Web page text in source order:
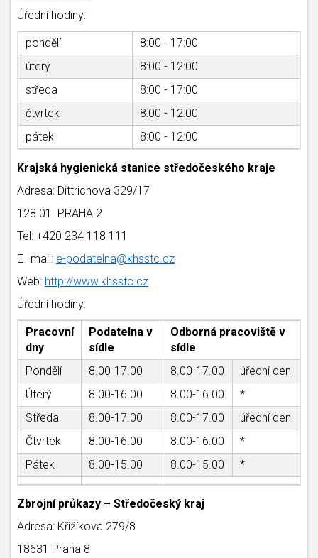
Úřední hodiny:
pondělí
8:00 - 17:00
úterý
8:00 - 12:00
středa
8:00 - 17:00
čtvrtek
8:00 - 12:00
pátek
8:00 - 12:00
Krajská hygienická stanice středočeského kraje
Adresa: Dittrichova 329/17
128 01 PRAHA 2
Tel: +420 234 118 111
E–mail: e-podatelna@khsstc.cz
Web: http://www.khsstc.cz
Úřední hodiny:
Pracovní
dny
Podatelna v
sídle
Odborná pracoviště v
sídle
Pondělí
8.00-17.00 8.00-17.00
úřední den
Úterý
8.00-16.00 8.00-16.00
*
Středa
8.00-17.00 8.00-17.00
úřední den
Čtvrtek
8.00-16.00 8.00-16.00
*
Pátek
8.00-15.00 8.00-15.00 *
Zbrojní průkazy – Středočeský kraj
Adresa: Křižíkova 279/8
18631 Praha 8